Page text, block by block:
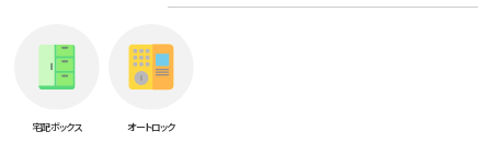
宅配ボックス オートロック